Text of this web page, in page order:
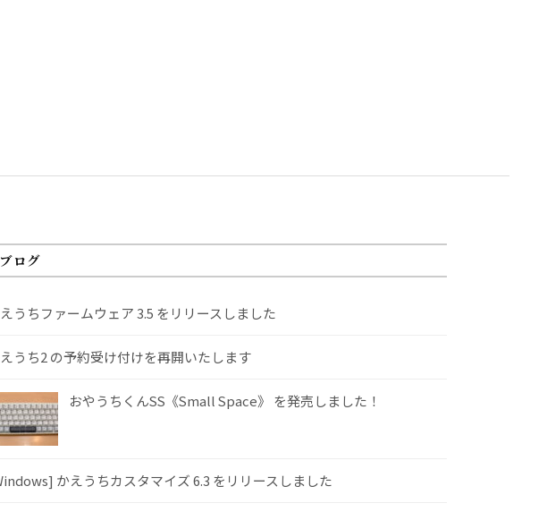
ブログ
うちファームウェア 3.5 をリリースしました
うち2 の予約受け付けを再開いたします
おやうちくんSS《Small Space》 を発売しました！
かえうちカスタマイズ 6.3 をリリースしました